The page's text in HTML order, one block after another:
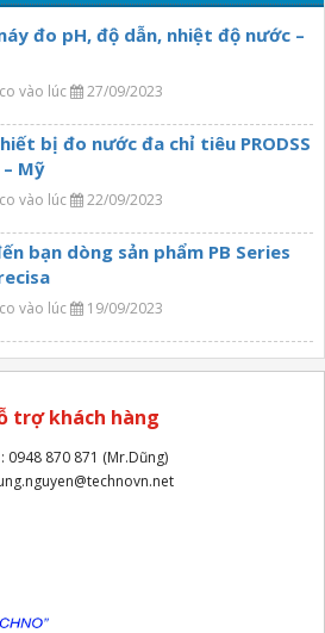
đo pH, độ dẫn, nhiệt độ nước –
vào lúc 27/09/2023
bị đo nước đa chỉ tiêu PRODSS
– Mỹ
vào lúc 22/09/2023
bạn dòng sản phẩm PB Series
vào lúc 19/09/2023
trợ khách hàng
0948 870 871 (Mr.Dũng)